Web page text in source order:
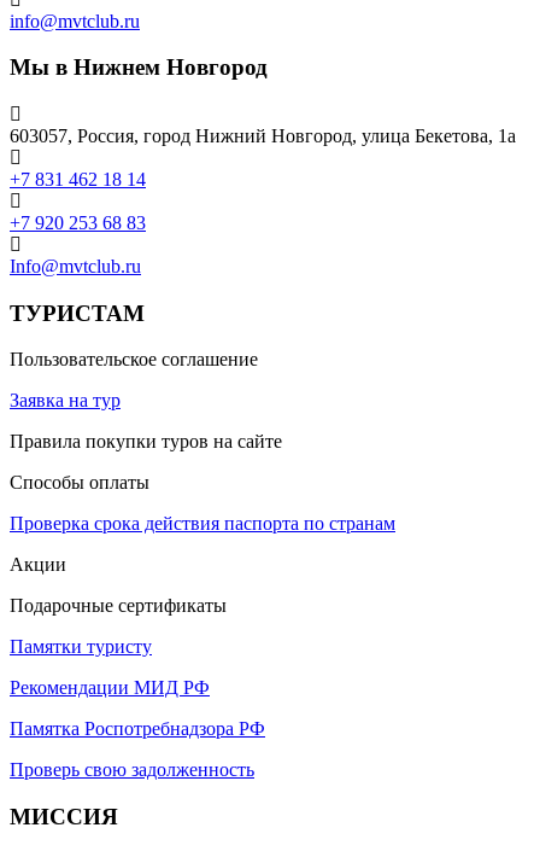
info@mvtclub.ru
Мы в Нижнем Новгород
603057, Россия, город Нижний Новгород, улица Бекетова, 1а
+7 831 462 18 14
+7 920 253 68 83
Info@mvtclub.ru
ТУРИСТАМ
Пользовательское соглашение
Заявка на тур
Правила покупки туров на сайте
Способы оплаты
Проверка срока действия паспорта по странам
Акции
Подарочные сертификаты
Памятки туристу
Рекомендации МИД РФ
Памятка Роспотребнадзора РФ
Проверь свою задолженность
МИССИЯ